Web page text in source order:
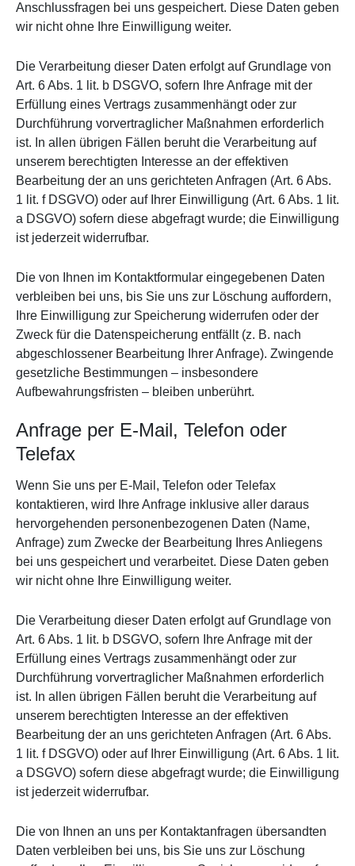
Anschlussfragen bei uns gespeichert. Diese Daten geben
wir nicht ohne Ihre Einwilligung weiter.
Die Verarbeitung dieser Daten erfolgt auf Grundlage von
Art. 6 Abs. 1 lit. b DSGVO, sofern Ihre Anfrage mit der
Erfüllung eines Vertrags zusammenhängt oder zur
Durchführung vorvertraglicher Maßnahmen erforderlich
ist. In allen übrigen Fällen beruht die Verarbeitung auf
unserem berechtigten Interesse an der effektiven
Bearbeitung der an uns gerichteten Anfragen (Art. 6 Abs.
1 lit. f DSGVO) oder auf Ihrer Einwilligung (Art. 6 Abs. 1 lit.
a DSGVO) sofern diese abgefragt wurde; die Einwilligung
ist jederzeit widerrufbar.
Die von Ihnen im Kontaktformular eingegebenen Daten
verbleiben bei uns, bis Sie uns zur Löschung auffordern,
Ihre Einwilligung zur Speicherung widerrufen oder der
Zweck für die Datenspeicherung entfällt (z. B. nach
abgeschlossener Bearbeitung Ihrer Anfrage). Zwingende
gesetzliche Bestimmungen – insbesondere
Aufbewahrungsfristen – bleiben unberührt.
Anfrage per E-Mail, Telefon oder
Telefax
Wenn Sie uns per E-Mail, Telefon oder Telefax
kontaktieren, wird Ihre Anfrage inklusive aller daraus
hervorgehenden personenbezogenen Daten (Name,
Anfrage) zum Zwecke der Bearbeitung Ihres Anliegens
bei uns gespeichert und verarbeitet. Diese Daten geben
wir nicht ohne Ihre Einwilligung weiter.
Die Verarbeitung dieser Daten erfolgt auf Grundlage von
Art. 6 Abs. 1 lit. b DSGVO, sofern Ihre Anfrage mit der
Erfüllung eines Vertrags zusammenhängt oder zur
Durchführung vorvertraglicher Maßnahmen erforderlich
ist. In allen übrigen Fällen beruht die Verarbeitung auf
unserem berechtigten Interesse an der effektiven
Bearbeitung der an uns gerichteten Anfragen (Art. 6 Abs.
1 lit. f DSGVO) oder auf Ihrer Einwilligung (Art. 6 Abs. 1 lit.
a DSGVO) sofern diese abgefragt wurde; die Einwilligung
ist jederzeit widerrufbar.
Die von Ihnen an uns per Kontaktanfragen übersandten
Daten verbleiben bei uns, bis Sie uns zur Löschung